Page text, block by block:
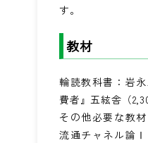
す。
教材
輪読教科書：岩
費者』五絃舎（
その他必要な教
流通チャネル論